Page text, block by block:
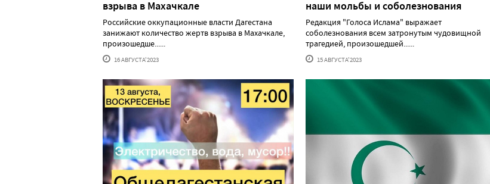
взрыва в Махачкале
Российские оккупационные власти Дагестана
занижают количество жертв взрыва в Махачкале,
произошедше......
16 АВГУСТА'2023
наши мольбы и соболезнования
Редакция "Голоса Ислама" выражает
соболезнования всем затронутым чудовищной
трагедией, произошедшей......
15 АВГУСТА'2023